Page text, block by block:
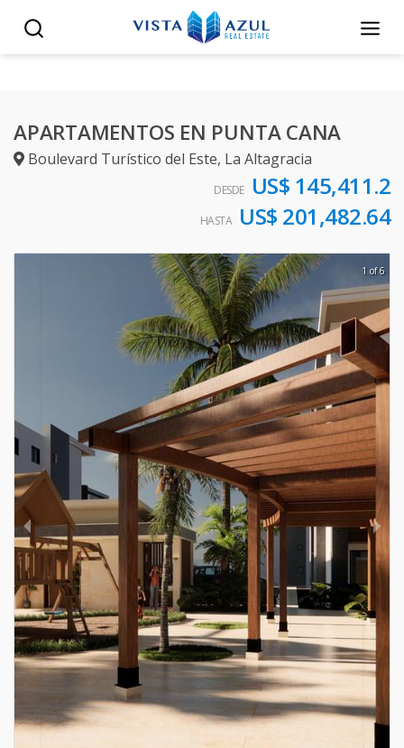
APARTAMENTOS EN PUNTA CANA
Boulevard Turístico del Este, La Altagracia
DESDE US$ 145,411.2
HASTA US$ 201,482.64
1 of 6